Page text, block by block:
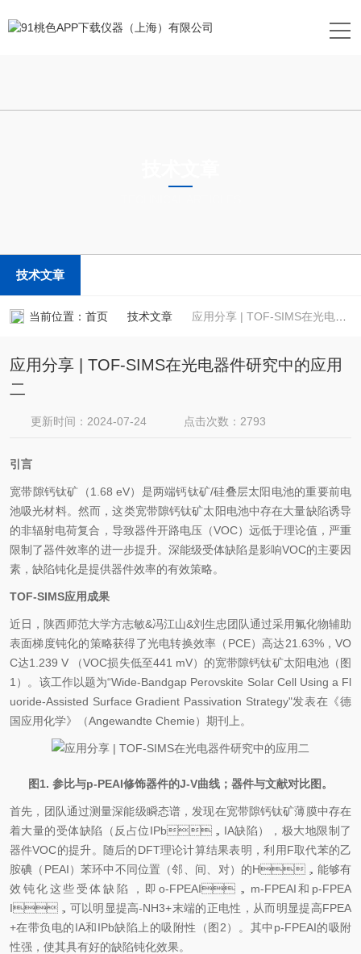
技术文章
当前位置： 首页 技术文章 应用分享 | TOF-SIMS在光电器件研究中的应用二
应用分享 | TOF-SIMS在光电器件研究中的应用
二
更新时间：2024-07-24 点击次数：2793
引言
宽带隙钙钛矿（1.68 eV）是两端钙钛矿/硅叠层太阳电池的重要前电
池吸光材料。然而，这类宽带隙钙钛矿太阳电池中存在大量缺陷诱导
的非辐射电荷复合，导致器件开路电压（VOC）远低于理论值，严重
限制了器件效率的进一步提升。深能级受体缺陷是影响VOC的主要因
素，缺陷钝化是提供器件效率的有效策略。
TOF-SIMS应用成果
近日，陕西师范大学方志敏&冯江山&刘生忠团队通过采用氟化物辅助
表面梯度钝化的策略获得了光电转换效率（PCE）高达21.63%，VO
C达1.239 V （VOC损失低至441 mV）的宽带隙钙钛矿太阳电池（图
1）。该工作以题为“Wide-Bandgap Perovskite Solar Cell Using a Fl
uoride-Assisted Surface Gradient Passivation Strategy"发表在《德
国应用化学》（Angewandte Chemie）期刊上。
图1. 参比与p-PEAI修饰器件的J-V曲线；器件与文献对比图。
首先，团队通过测量深能级瞬态谱，发现在宽带隙钙钛矿薄膜中存在
着大量的受体缺陷（反占位IPb，IA缺陷），极大地限制了
器件VOC的提升。随后的DFT理论计算结果表明，利用F取代苯的乙
胺碘（PEAI）苯环中不同位置（邻、间、对）的H，能够有
效钝化这些受体缺陷，即o-FPEAI，m-FPEAI和p-FPEA
I，可以明显提高-NH3+末端的正电性，从而明显提高FPEA
+在带负电的IA和IPb缺陷上的吸附性（图2）。其中p-FPEAI的吸附
性强，使其具有好的缺陷钝化效果。